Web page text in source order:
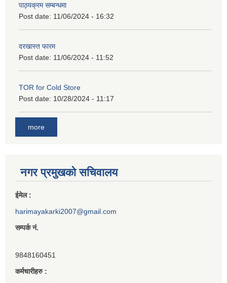
पाठ्यक्रम सम्बन्धमा
Post date: 11/06/2024 - 16:32
दरखास्त फारम
Post date: 11/06/2024 - 11:52
TOR for Cold Store
Post date: 10/28/2024 - 11:17
more
नगर प्रमुखको सचिवालय
ईमेल :
harimayakarki2007@gmail.com
सम्पर्क नं.
9848160451
कर्मचारीहरु :